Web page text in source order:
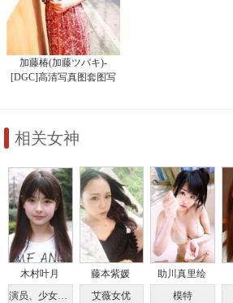
加藤椿(加藤ツバキ)-
[DGC]高清写真图套图写
相关女神
木村叶月
演员、少女偶像
藤本紫媛
艾薇女优
助川真里绘
模特